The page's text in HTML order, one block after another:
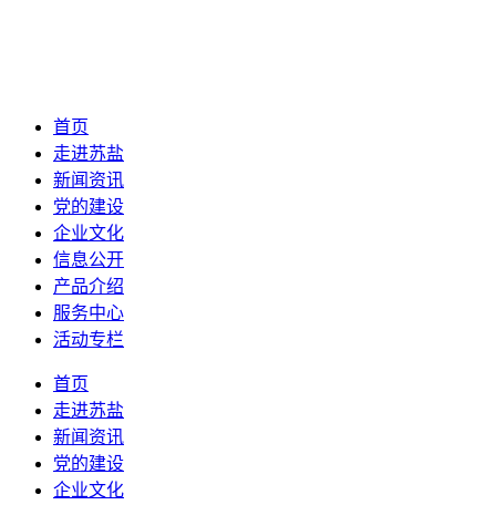
首页
走进苏盐
新闻资讯
党的建设
企业文化
信息公开
产品介绍
服务中心
活动专栏
首页
走进苏盐
新闻资讯
党的建设
企业文化